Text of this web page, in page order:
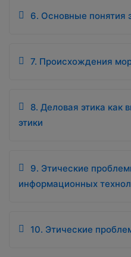
6. Основные понятия
7. Происхождения
8. Деловая этика как
этики
9. Этические
информационных
10. Этические